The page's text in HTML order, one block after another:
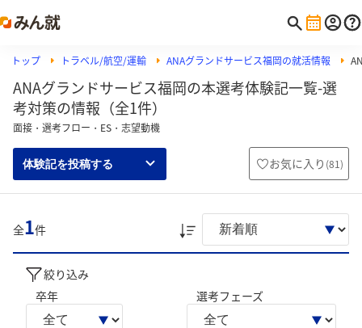
トップ トラベル/航空/運輸 ANAグランドサービス福岡の就活情報
ANAグランドサービス福岡の本選考体験記一覧-選
考対策の情報（全1件）
面接・選考フロー・ES・志望動機
体験記を投稿する お気に入り (81)
全1件
絞り込み
卒年
選考フェーズ